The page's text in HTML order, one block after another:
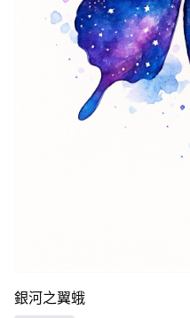
銀河之翼蛾